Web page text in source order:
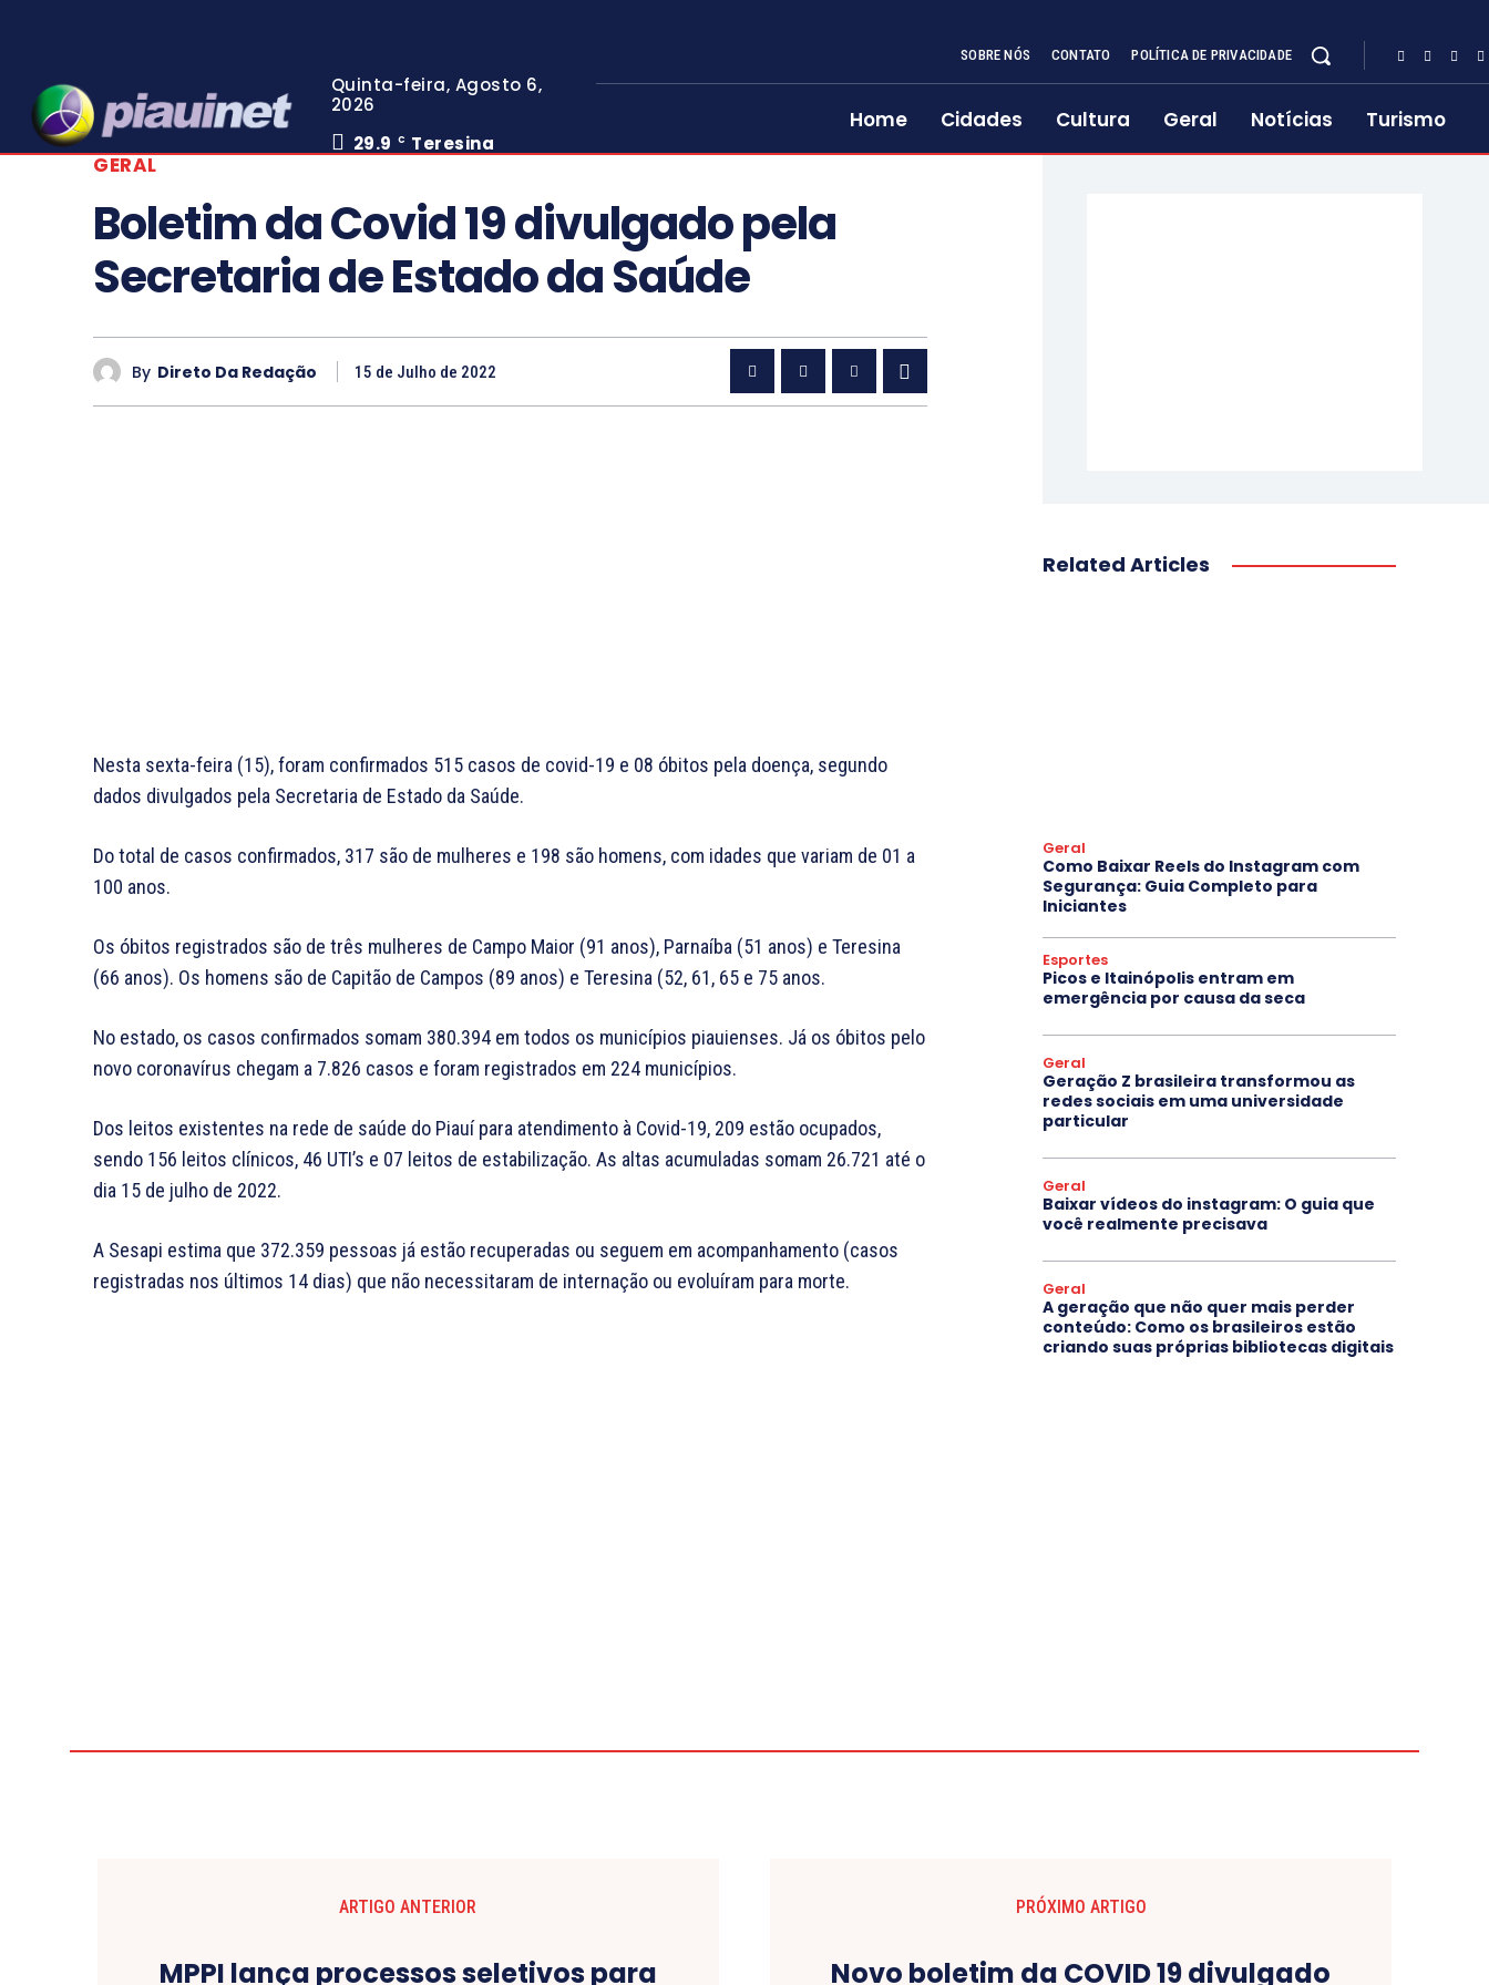
Quinta-feira, Agosto 6,
2026
29.9
C Teresina
SOBRE NÓS CONTATO POLÍTICA DE PRIVACIDADE
Home Cidades Cultura Geral Notícias
Turismo
GERAL
Boletim da Covid 19 divulgado pela
Secretaria de Estado da Saúde
By Direto Da Redação 15 de Julho de 2022
Nesta sexta-feira (15), foram confirmados 515 casos de covid-19 e 08 óbitos pela doença, segundo
dados divulgados pela Secretaria de Estado da Saúde.
Do total de casos confirmados, 317 são de mulheres e 198 são homens, com idades que variam de 01 a
100 anos.
Os óbitos registrados são de três mulheres de Campo Maior (91 anos), Parnaíba (51 anos) e Teresina
(66 anos). Os homens são de Capitão de Campos (89 anos) e Teresina (52, 61, 65 e 75 anos.
No estado, os casos confirmados somam 380.394 em todos os municípios piauienses. Já os óbitos pelo
novo coronavírus chegam a 7.826 casos e foram registrados em 224 municípios.
Dos leitos existentes na rede de saúde do Piauí para atendimento à Covid-19, 209 estão ocupados,
sendo 156 leitos clínicos, 46 UTI’s e 07 leitos de estabilização. As altas acumuladas somam 26.721 até o
dia 15 de julho de 2022.
A Sesapi estima que 372.359 pessoas já estão recuperadas ou seguem em acompanhamento (casos
registradas nos últimos 14 dias) que não necessitaram de internação ou evoluíram para morte.
Related Articles
Geral
Como Baixar Reels do Instagram com
Segurança: Guia Completo para
Iniciantes
Esportes
Picos e Itainópolis entram em
emergência por causa da seca
Geral
Geração Z brasileira transformou as
redes sociais em uma universidade
particular
Geral
Baixar vídeos do instagram: O guia que
você realmente precisava
Geral
A geração que não quer mais perder
conteúdo: Como os brasileiros estão
criando suas próprias bibliotecas digitais
ARTIGO ANTERIOR
MPPI lança processos seletivos para
PRÓXIMO ARTIGO
Novo boletim da COVID 19 divulgado